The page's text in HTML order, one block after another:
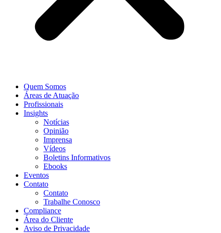
Quem Somos
Áreas de Atuação
Profissionais
Insights
Notícias
Opinião
Imprensa
Vídeos
Boletins Informativos
Ebooks
Eventos
Contato
Contato
Trabalhe Conosco
Compliance
Área do Cliente
Aviso de Privacidade